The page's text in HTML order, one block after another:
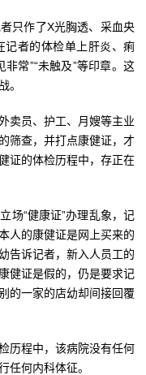
只作了X光胸透、采血央
记者的体检单上肝炎、痢
常”“未触及”等印章。这
。
员、护工、月嫂等主业
筛查，并打点康健证，才
证的体检历程中，存正在
“健康证”办理乱象，记
人的康健证是网上买来的
告诉记者，新入人员工的
健证是假的，仍是要求记
的一家的店幼却间接回覆
程中，该病院没有任何
任何内科体征。